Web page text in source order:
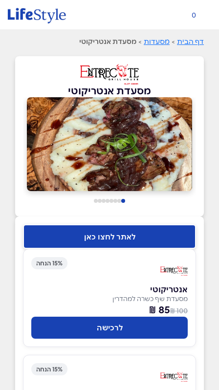
0
דף הבית > מסעדות > מסעדת אנטריקוטי
מסעדת אנטריקוטי
לאתר לחצו כאן
15% הנחה
אנטריקוטי
מסעדת שף כשרה למהדרין
100 ₪
85 ₪
לרכישה
15% הנחה